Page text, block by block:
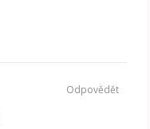
Odpovědět